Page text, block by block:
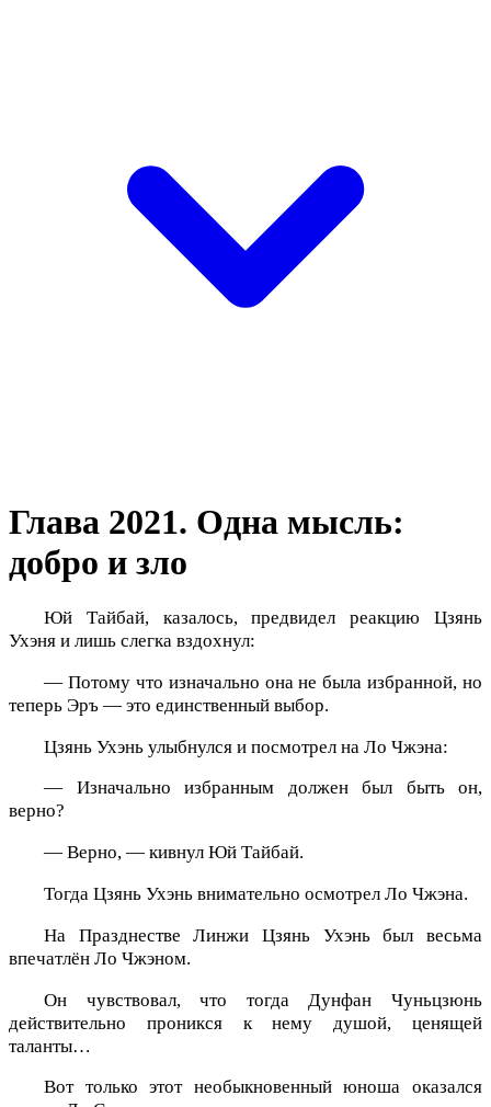
Глава 2021. Одна мысль:
добро и зло
Юй Тайбай, казалось, предвидел реакцию Цзянь
Ухэня и лишь слегка вздохнул:
— Потому что изначально она не была избранной, но
теперь Эръ — это единственный выбор.
Цзянь Ухэнь улыбнулся и посмотрел на Ло Чжэна:
— Изначально избранным должен был быть он,
верно?
— Верно, — кивнул Юй Тайбай.
Тогда Цзянь Ухэнь внимательно осмотрел Ло Чжэна.
На Празднестве Линжи Цзянь Ухэнь был весьма
впечатлён Ло Чжэном.
Он чувствовал, что тогда Дунфан Чуньцзюнь
действительно проникся к нему душой, ценящей
таланты…
Вот только этот необыкновенный юноша оказался